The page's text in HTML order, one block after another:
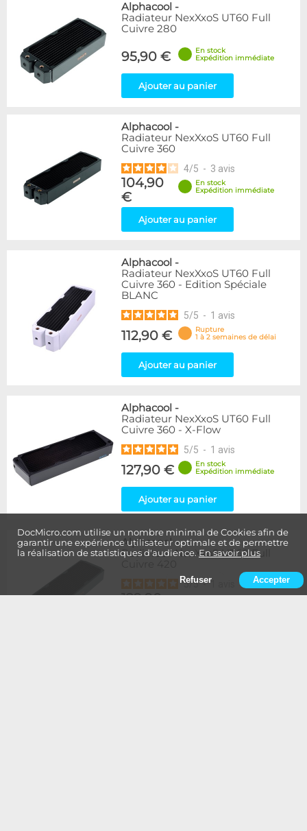
DocMicro.com utilise un nombre minimal de Cookies afin de
garantir une expérience utilisateur optimale et de permettre
la réalisation de statistiques d'audience. En savoir plus
Refuser Accepter
Alphacool -
Radiateur NexXxoS UT60 Full
Cuivre 280
95,90 €
En stock
Expédition immédiate
Ajouter au panier
Alphacool -
Radiateur NexXxoS UT60 Full
Cuivre 360
4/5 - 3 avis
104,90
€
En stock
Expédition immédiate
Ajouter au panier
Alphacool -
Radiateur NexXxoS UT60 Full
Cuivre 360 - Edition Spéciale
BLANC
5/5 - 1 avis
112,90 €
Rupture
1 à 2 semaines de délai
Ajouter au panier
Alphacool -
Radiateur NexXxoS UT60 Full
Cuivre 360 - X-Flow
5/5 - 1 avis
127,90 €
En stock
Expédition immédiate
Ajouter au panier
Alphacool-
Radiateur NexXxoS UT60 Full
5/5-
129,90